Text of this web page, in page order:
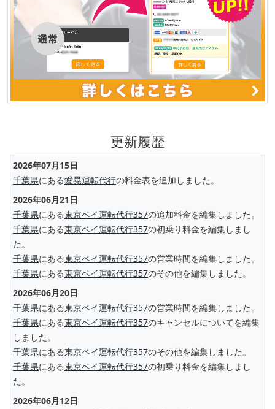
更新履歴
2026年07月15日
千葉県にある愛晃運転代行の料金表を追加しました。
2026年06月21日
千葉県にある東京ベイ運転代行357の追加料金を編集しました。
千葉県にある東京ベイ運転代行357の初乗り料金を編集しまし
た。
千葉県にある東京ベイ運転代行357の営業時間を編集しました。
千葉県にある東京ベイ運転代行357のその他を編集しました。
2026年06月20日
千葉県にある東京ベイ運転代行357の営業時間を編集しました。
千葉県にある東京ベイ運転代行357のキャンセルについてを編集
しました。
千葉県にある東京ベイ運転代行357のその他を編集しました。
千葉県にある東京ベイ運転代行357の初乗り料金を編集しまし
た。
2026年06月12日